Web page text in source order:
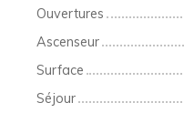
Ouvertures
Ascenseur
Surface
Séjour